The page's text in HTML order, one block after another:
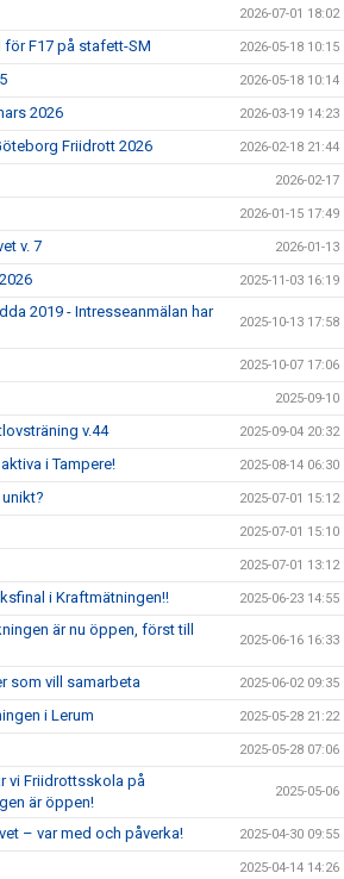
2026-07-01 18:02
F17 på stafett-SM 2026-05-18 10:15
2026-05-18 10:14
2026 2026-03-19 14:23
Friidrott 2026 2026-02-18 21:44
2026-02-17
2026-01-15 17:49
v. 7 2026-01-13
2025-11-03 16:19
2019 - Intresseanmälan har
2025-10-13 17:58
2025-10-07 17:06
2025-09-10
v.44 2025-09-04 20:32
i Tampere! 2025-08-14 06:30
2025-07-01 15:12
2025-07-01 15:10
2025-07-01 13:12
i Kraftmätningen!! 2025-06-23 14:55
är nu öppen, först till
2025-06-16 16:33
som vill samarbeta 2025-06-02 09:35
i Lerum 2025-05-28 21:22
2025-05-28 07:06
vi Friidrottsskola på
är öppen!
2025-05-06
– var med och påverka! 2025-04-30 09:55
2025-04-14 14:26